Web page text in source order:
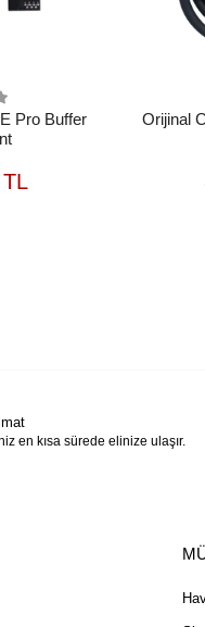
Pro Buffer
SEPETE
EKLE
Orijinal
en kısa sürede elinize ulaşır.